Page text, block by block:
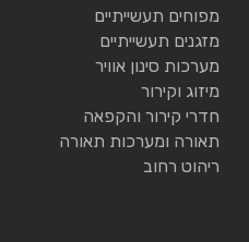
מפוחים תעשייתיים
מזגנים תעשייתיים
מערכות סינון אוויר
מיזוג וקירור
חדרי קירור והקפאה
תאורה ומערכות תאורה
ריהוט רחוב